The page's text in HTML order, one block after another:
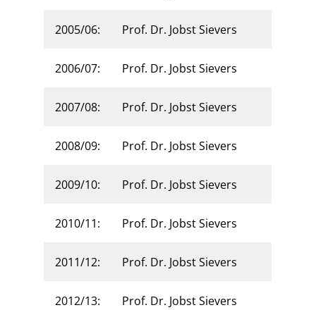
2005/06: Prof. Dr. Jobst Sievers
2006/07: Prof. Dr. Jobst Sievers
2007/08: Prof. Dr. Jobst Sievers
2008/09: Prof. Dr. Jobst Sievers
2009/10: Prof. Dr. Jobst Sievers
2010/11: Prof. Dr. Jobst Sievers
2011/12: Prof. Dr. Jobst Sievers
2012/13: Prof. Dr. Jobst Sievers